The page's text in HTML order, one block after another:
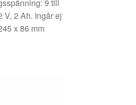
9 till
V, 2 Ah. Ingår ej
x 86 mm